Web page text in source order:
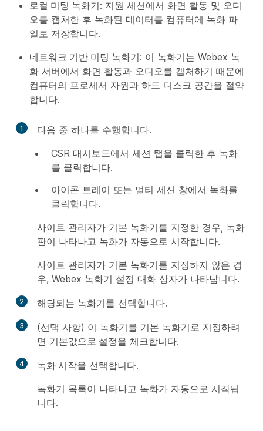
로컬 미팅 녹화기: 지원 세션에서 화면 활동 및 오디
오를 캡처한 후 녹화된 데이터를 컴퓨터에 녹화 파
일로 저장합니다.
네트워크 기반 미팅 녹화기: 이 녹화기는 Webex 녹
화 서버에서 화면 활동과 오디오를 캡처하기 때문에
컴퓨터의 프로세서 자원과 하드 디스크 공간을 절약
합니다.
1
다음 중 하나를 수행합니다.
CSR 대시보드에서 세션 탭을 클릭한 후 녹화
를 클릭합니다.
아이콘 트레이 또는 멀티 세션 창에서 녹화를
클릭합니다.
사이트 관리자가 기본 녹화기를 지정한 경우, 녹화
판이 나타나고 녹화가 자동으로 시작합니다.
사이트 관리자가 기본 녹화기를 지정하지 않은 경
우, Webex 녹화기 설정 대화 상자가 나타납니다.
2 해당되는 녹화기를 선택합니다.
3
(선택 사항) 이 녹화기를 기본 녹화기로 지정하려
면 기본값으로 설정을 체크합니다.
4 녹화 시작을 선택합니다.
녹화기 목록이 나타나고 녹화가 자동으로 시작됩
니다.